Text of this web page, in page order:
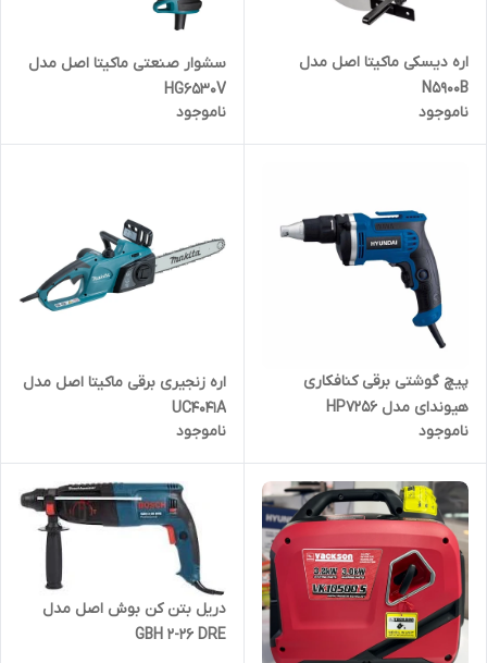
اره دیسکی ماکیتا اصل مدل
N5900B
ناموجود
سشوار صنعتی ماکیتا اصل مدل
HG6530V
ناموجود
پیچ گوشتی برقی کنافکاری
هیوندای مدل HP7256
ناموجود
اره زنجیری برقی ماکیتا اصل مدل
UC4041A
ناموجود
دریل بتن کن بوش اصل مدل
GBH 2-26 DRE